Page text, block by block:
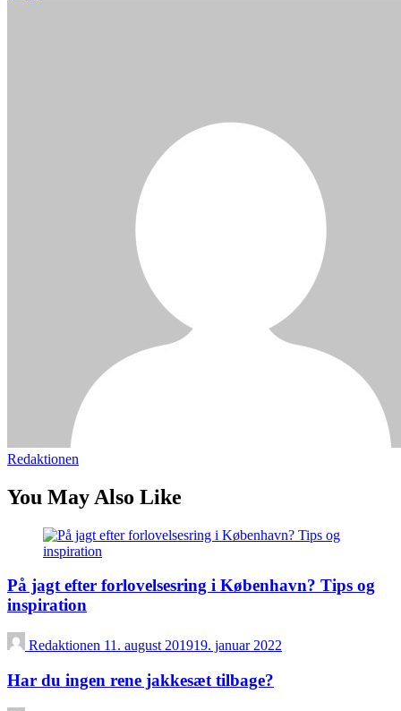
Redaktionen
You May Also Like
På jagt efter forlovelsesring i København? Tips og
inspiration
Redaktionen 11. august 201919. januar 2022
Har du ingen rene jakkesæt tilbage?